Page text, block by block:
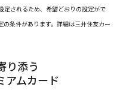
されるため、希望どおりの設定がで
条件があります。詳細は三井住友カー
り添う
アムカード